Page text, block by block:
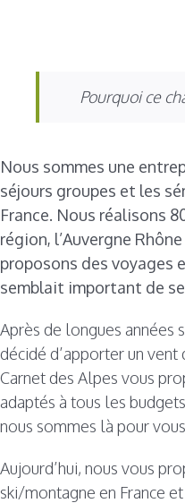
Pourquoi ce
Nous sommes une
séjours groupes et les
France. Nous réalisons
région, l’Auvergne
proposons des voyages
semblait important de
Après de longues années
décidé d’apporter un vent
Carnet des Alpes vous
adaptés à tous les
nous sommes là pour
Aujourd’hui, nous vous
ski/montagne en France